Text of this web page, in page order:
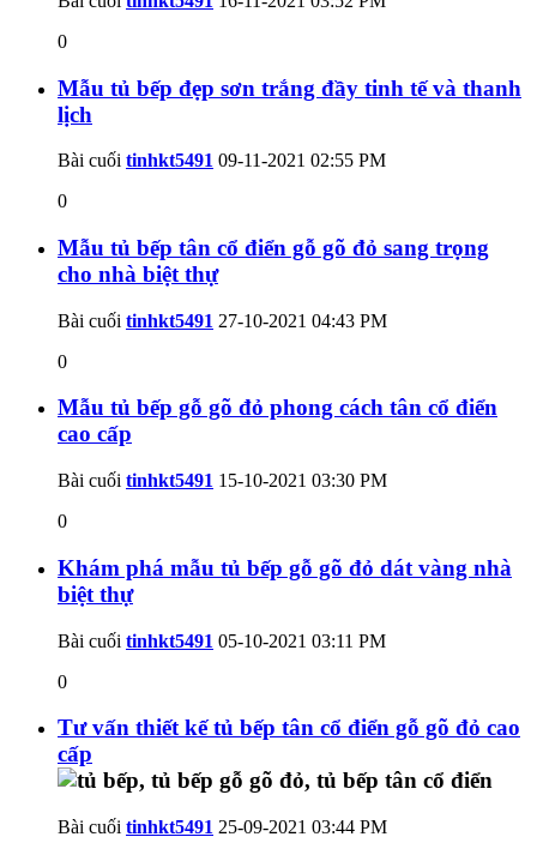
0
Mẫu tủ bếp đẹp sơn trắng đầy tinh tế và thanh
lịch
Bài cuối tinhkt5491 09-11-2021 02:55 PM
0
Mẫu tủ bếp tân cổ điển gỗ gõ đỏ sang trọng
cho nhà biệt thự
Bài cuối tinhkt5491 27-10-2021 04:43 PM
0
Mẫu tủ bếp gỗ gõ đỏ phong cách tân cổ điển
cao cấp
Bài cuối tinhkt5491 15-10-2021 03:30 PM
0
Khám phá mẫu tủ bếp gỗ gõ đỏ dát vàng nhà
biệt thự
Bài cuối tinhkt5491 05-10-2021 03:11 PM
0
Tư vấn thiết kế tủ bếp tân cổ điển gỗ gõ đỏ cao
cấp
Bài cuối tinhkt5491 25-09-2021 03:44 PM